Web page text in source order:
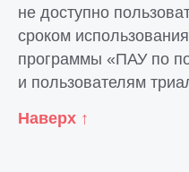
не доступно
сроком
программы «ПАУ по
и пользователям
Наверх ↑
Служба поддержки работает:
Вебинары
События